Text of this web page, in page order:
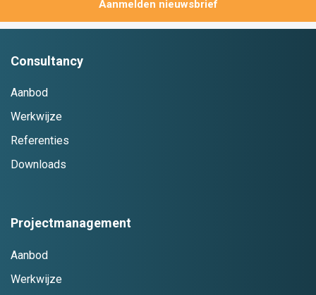
Aanmelden
Consultancy
Aanbod
Werkwijze
Referenties
Downloads
Projectmanagement
Aanbod
Werkwijze